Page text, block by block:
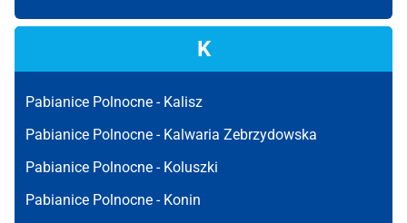
K
Pabianice Polnocne - Kalisz
Pabianice Polnocne - Kalwaria Zebrzydowska
Pabianice Polnocne - Koluszki
Pabianice Polnocne - Konin